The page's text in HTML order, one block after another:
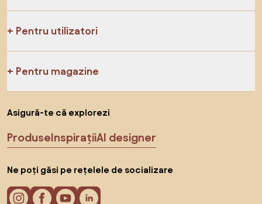
Pentru utilizatori
Pentru magazine
Asigură-te că explorezi
ProduseInspirațiiAI designer
Ne poți găsi pe rețelele de socializare